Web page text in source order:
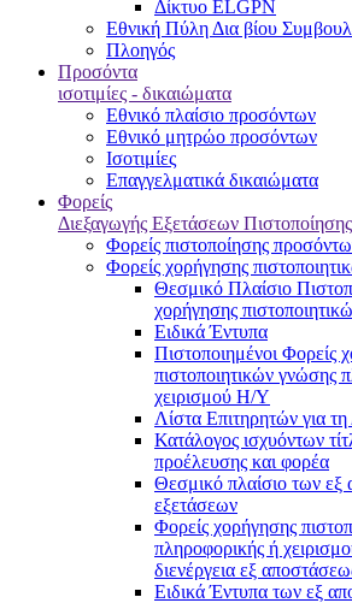
Δίκτυο ELGPN
Εθνική Πύλη Δια βίου
Πλοηγός
Προσόντα
ισοτιμίες - δικαιώματα
Εθνικό πλαίσιο προσόντων
Εθνικό μητρώο προσόντων
Ισοτιμίες
Επαγγελματικά δικαιώματα
Φορείς
Διεξαγωγής Εξετάσεων
Φορείς πιστοποίησης
Φορείς χορήγησης
Θεσμικό Πλαίσιο
χορήγησης
Ειδικά Έντυπα
Πιστοποιημένοι Φορείς
πιστοποιητικών γνώσης
χειρισμού Η/Υ
Λίστα Επιτηρητών για
Κατάλογος ισχυόντων
προέλευσης και φορέα
Θεσμικό πλαίσιο των εξ
εξετάσεων
Φορείς χορήγησης
πληροφορικής ή
διενέργεια εξ
Ειδικά Έντυπα των εξ